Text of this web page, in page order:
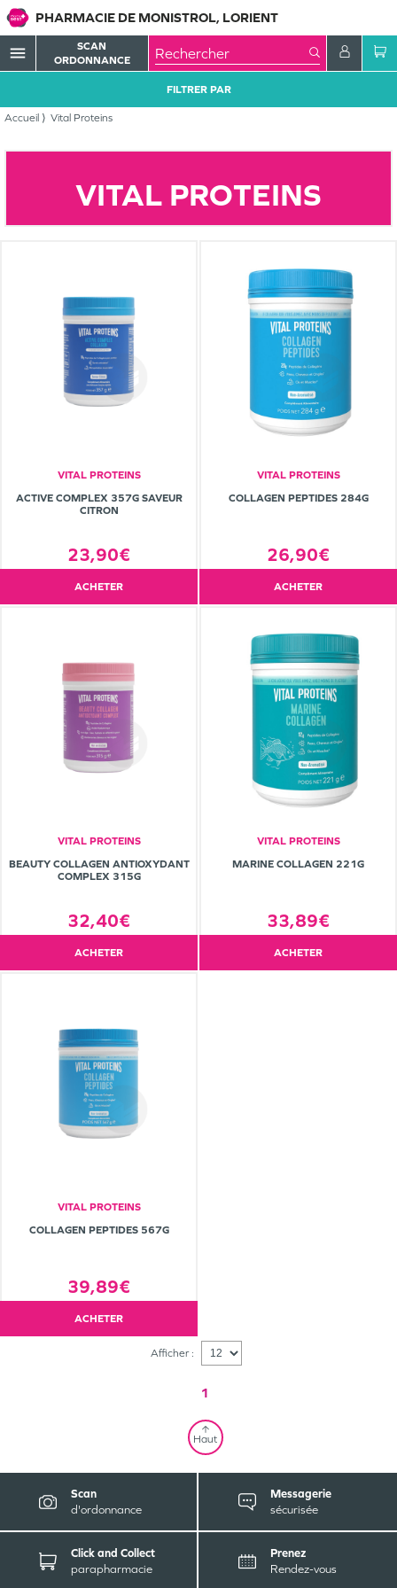
PHARMACIE DE MONISTROL, LORIENT
menu
SCAN
ORDONNANCE
Accueil Vital Proteins
FILTRER PAR
VITAL PROTEINS
VITAL PROTEINS
ACTIVE COMPLEX 357G SAVEUR
CITRON
23,90€
ACHETER
VITAL PROTEINS
COLLAGEN PEPTIDES 284G
26,90€
ACHETER
VITAL PROTEINS
BEAUTY COLLAGEN ANTIOXYDANT
COMPLEX 315G
32,40€
ACHETER
VITAL PROTEINS
MARINE COLLAGEN 221G
33,89€
ACHETER
VITAL PROTEINS
COLLAGEN PEPTIDES 567G
39,89€
ACHETER
Afficher :
1
Haut
Scan
d'ordonnance
Messagerie
sécurisée
Click and Collect
parapharmacie
Prenez
Rendez-vous